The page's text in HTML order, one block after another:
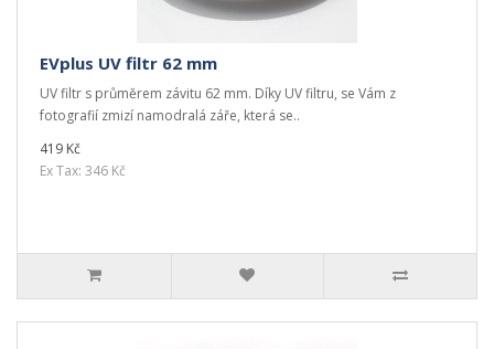
EVplus UV filtr 62 mm
UV filtr s průměrem závitu 62 mm. Díky UV filtru, se Vám z
fotografií zmizí namodralá záře, která se..
419 Kč
Ex Tax: 346 Kč